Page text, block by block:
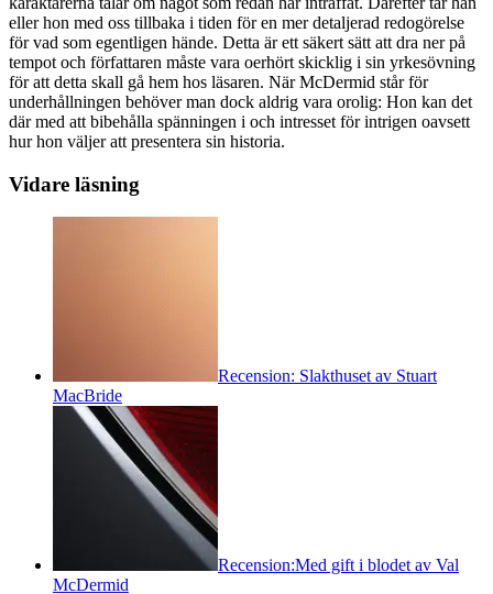
eller hon med oss tillbaka i tiden för en mer detaljerad redogörelse
för vad som egentligen hände. Detta är ett säkert sätt att dra ner på
tempot och författaren måste vara oerhört skicklig i sin yrkesövning
för att detta skall gå hem hos läsaren. När McDermid står för
underhållningen behöver man dock aldrig vara orolig: Hon kan det
där med att bibehålla spänningen i och intresset för intrigen oavsett
hur hon väljer att presentera sin historia.
Vidare läsning
Recension: Slakthuset av Stuart
MacBride
Recension:Med gift i blodet av Val
McDermid